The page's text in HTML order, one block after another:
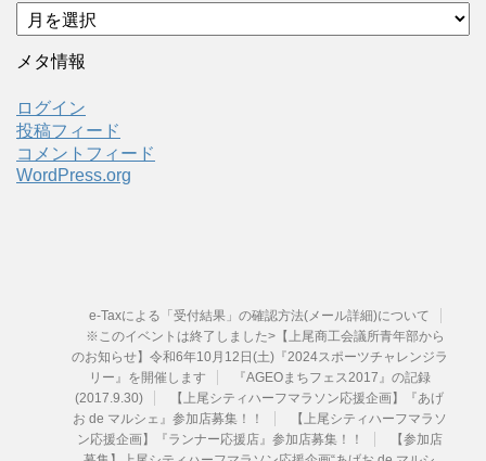
ア
ー
カ
ブ
メタ情報
ログイン
投稿フィード
コメントフィード
WordPress.org
e-Taxによる「受付結果」の確認方法(メール詳細)について
※このイベントは終了しました>【上尾商工会議所青年部から
のお知らせ】令和6年10月12日(土)『2024スポーツチャレンジラ
リー』を開催します
『AGEOまちフェス2017』の記録
(2017.9.30)
【上尾シティハーフマラソン応援企画】『あげ
お de マルシェ』参加店募集！！
【上尾シティハーフマラソ
ン応援企画】『ランナー応援店』参加店募集！！
【参加店